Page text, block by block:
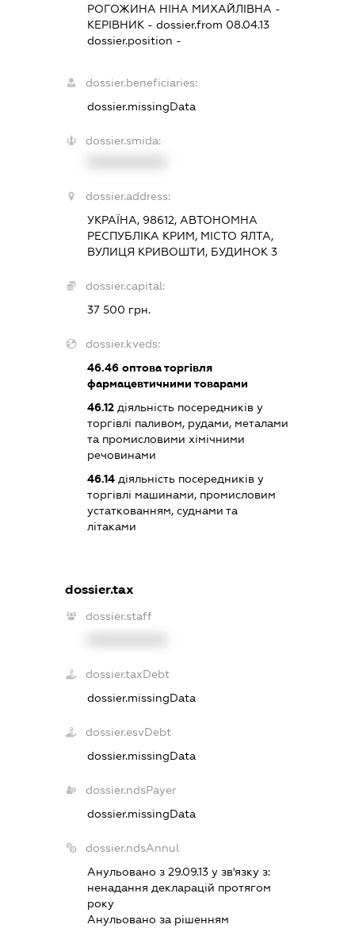
РОГОЖИНА НІНА МИХАЙЛІВНА -
КЕРІВНИК - dossier.from 08.04.13
dossier.position -
dossier.beneficiaries:
dossier.missingData
dossier.smida:
dossier.address:
УКРАЇНА, 98612, АВТОНОМНА
РЕСПУБЛІКА КРИМ, МІСТО ЯЛТА,
ВУЛИЦЯ КРИВОШТИ, БУДИНОК 3
dossier.capital:
37 500 грн.
dossier.kveds:
46.46 оптова торгівля
фармацевтичними товарами
46.12 діяльність посередників у
торгівлі паливом, рудами, металами
та промисловими хімічними
речовинами
46.14 діяльність посередників у
торгівлі машинами, промисловим
устаткованням, суднами та
літаками
dossier.tax
dossier.staff
dossier.taxDebt
dossier.missingData
dossier.esvDebt
dossier.missingData
dossier.ndsPayer
dossier.missingData
dossier.ndsAnnul
Анульовано з 29.09.13 у зв'язку з:
ненадання декларацiй протягом
року
Анульовано за рiшенням